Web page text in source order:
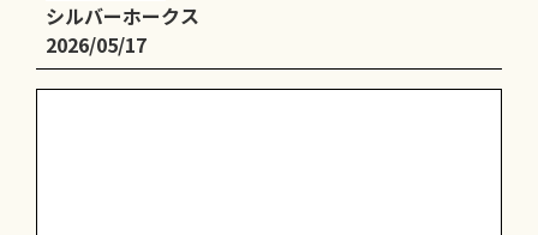
シルバーホークス
2026/05/17